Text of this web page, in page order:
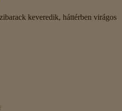
keveredik, háttérben virágos